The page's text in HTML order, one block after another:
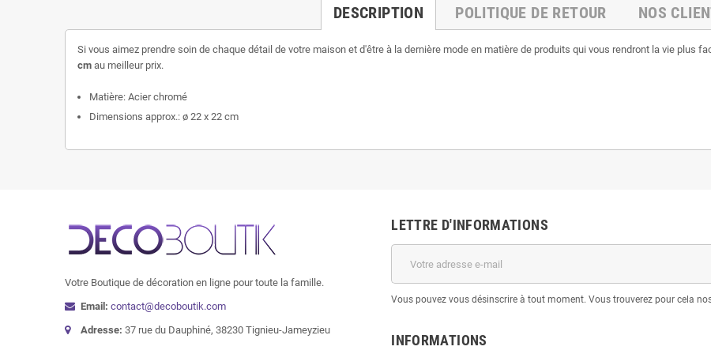
DESCRIPTION POLITIQUE DE RETOUR NOS
Si vous aimez prendre soin de chaque détail de votre maison et d'être à la dernière mode en matière de produits qui vous rendront la vie plus
cm au meilleur prix.
Matière: Acier chromé
Dimensions approx.: ø 22 x 22 cm
Votre Boutique de décoration en ligne pour toute la famille.
Email: contact@decoboutik.com
Adresse: 37 rue du Dauphiné, 38230 Tignieu-Jameyzieu
LETTRE D'INFORMATIONS
Vous pouvez vous désinscrire à tout moment. Vous trouverez pour cela
INFORMATIONS